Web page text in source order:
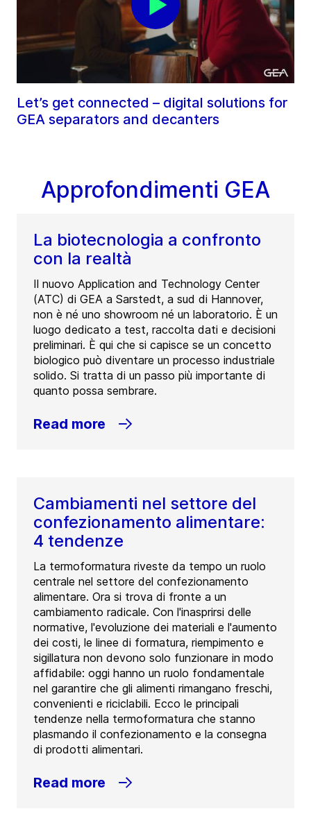
Let’s get connected – digital solutions for
GEA separators and decanters
Approfondimenti GEA
La biotecnologia a confronto
con la realtà
Il nuovo Application and Technology Center
(ATC) di GEA a Sarstedt, a sud di Hannover,
non è né uno showroom né un laboratorio. È un
luogo dedicato a test, raccolta dati e decisioni
preliminari. È qui che si capisce se un concetto
biologico può diventare un processo industriale
solido. Si tratta di un passo più importante di
quanto possa sembrare.
Read more
Cambiamenti nel settore del
confezionamento alimentare:
4 tendenze
La termoformatura riveste da tempo un ruolo
centrale nel settore del confezionamento
alimentare. Ora si trova di fronte a un
cambiamento radicale. Con l'inasprirsi delle
normative, l'evoluzione dei materiali e l'aumento
dei costi, le linee di formatura, riempimento e
sigillatura non devono solo funzionare in modo
affidabile: oggi hanno un ruolo fondamentale
nel garantire che gli alimenti rimangano freschi,
convenienti e riciclabili. Ecco le principali
tendenze nella termoformatura che stanno
plasmando il confezionamento e la consegna
di prodotti alimentari.
Read more